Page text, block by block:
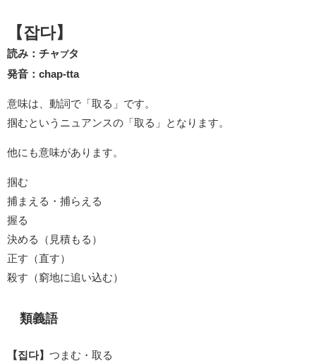
【잡다】
読み：チャ プタ
発音：chap-tta
意味は、動詞で「取る」です。
掴むというニュアンスの「取る」となります。
他にも意味があります。
掴む
捕まえる・捕らえる
握る
決める（見積もる）
正す（直す）
殺す（窮地に追い込む）
類義語
【집다】 つまむ・取る